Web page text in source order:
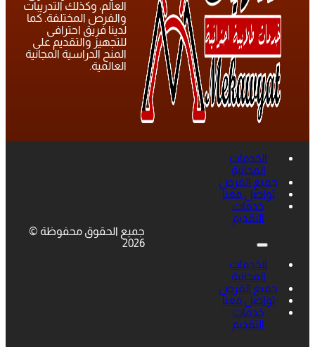
العالم، وكذلك التدريبات
والفرص المختلفة. كما
لدينا فريق احترافى
للتجهيز والتقديم على
المنح الدراسية المجانية
العالمية.
الخدمات
المجانية
جميع الفرص
تواصل معنا
خدمات
التقديم
الخدمات
المجانية
جميع الفرص
تواصل معنا
خدمات
التقديم
جميع الحقوق محفوظة ©
2026